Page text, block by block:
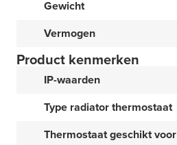
Gewicht
Vermogen
Product kenmerken
IP-waarden
Type radiator thermostaat
Thermostaat geschikt voor